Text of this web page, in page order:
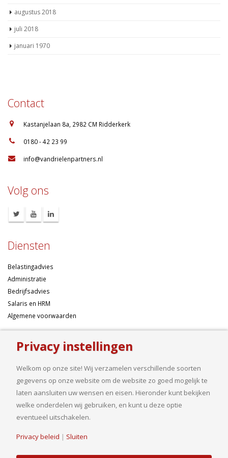
augustus 2018
juli 2018
januari 1970
Contact
Kastanjelaan 8a, 2982 CM Ridderkerk
0180 - 42 23 99
info@vandrielenpartners.nl
Volg ons
Diensten
Belastingadvies
Administratie
Bedrijfsadvies
Salaris en HRM
Algemene voorwaarden
Over ons
Ondernemen betekent risico’s nemen, maar dan liefst wel zo
samengesteld mogelijk. Of u nu een onderneming wilt starten met een
goed financieel plan, uw bedrijf wilt uitbreiden op basis van gedegen
cijfers, uw jaarcijfers samengesteld wilt hebben of een helder advies
nodig heeft, bij ons bent u aan het goede adres.
Privacy instellingen
Welkom op onze site! Wij verzamelen verschillende soorten
gegevens op onze website om de website zo goed mogelijk te
laten aansluiten uw wensen en eisen. Hieronder kunt bekijken
welke onderdelen wij gebruiken, en kunt u deze optie
eventueel uitschakelen.
Privacy beleid | Sluiten